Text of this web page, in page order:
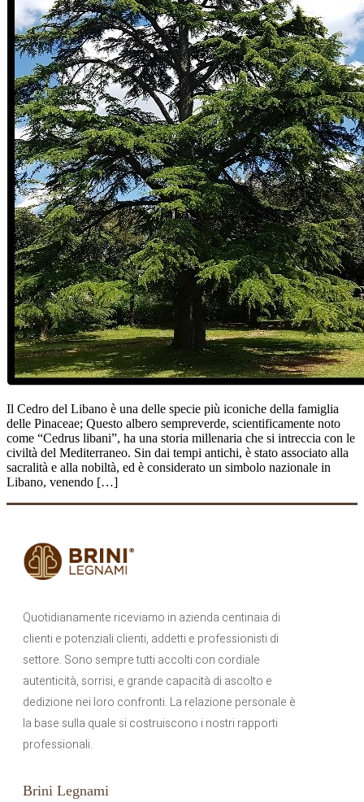
Il Cedro del Libano è una delle specie più iconiche della famiglia
delle Pinaceae; Questo albero sempreverde, scientificamente noto
come “Cedrus libani”, ha una storia millenaria che si intreccia con le
civiltà del Mediterraneo. Sin dai tempi antichi, è stato associato alla
sacralità e alla nobiltà, ed è considerato un simbolo nazionale in
Libano, venendo […]
Quotidianamente riceviamo in azienda centinaia di
clienti e potenziali clienti, addetti e professionisti di
settore. Sono sempre tutti accolti con cordiale
autenticità, sorrisi, e grande capacità di ascolto e
dedizione nei loro confronti. La relazione personale è
la base sulla quale si costruiscono i nostri rapporti
professionali.
Brini Legnami